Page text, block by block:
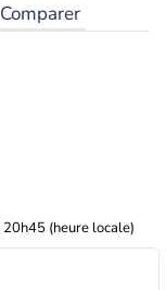
Comparer
20h45 (heure locale)